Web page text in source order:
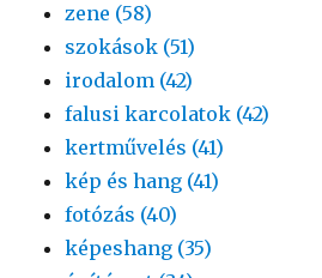
zene (58)
szokások (51)
irodalom (42)
falusi karcolatok (42)
kertművelés (41)
kép és hang (41)
fotózás (40)
képeshang (35)